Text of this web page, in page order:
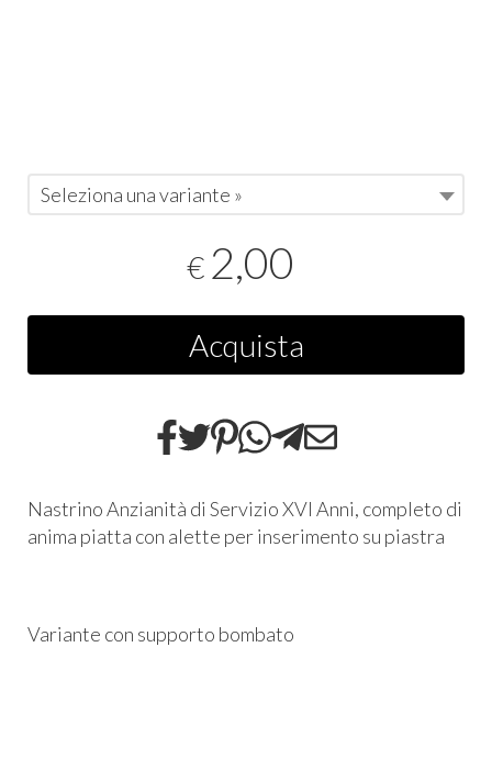
Seleziona una variante »
€ 2,00
Acquista
Nastrino Anzianità di Servizio XVI Anni, completo di
anima piatta con alette per inserimento su piastra
Variante con supporto bombato